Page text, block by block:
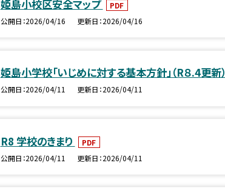
姫島小校区安全マップ
PDF
公開日 2026/04/16 更新日 2026/04/16
姫島小学校「いじめに対する基本方針」（R８.4更新）
公開日 2026/04/11 更新日 2026/04/11
R8 学校のきまり
PDF
公開日 2026/04/11 更新日 2026/04/11